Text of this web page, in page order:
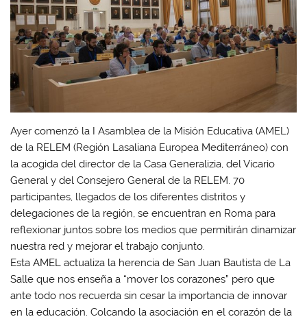
Ayer comenzó la I Asamblea de la Misión Educativa (AMEL)
de la RELEM (Región Lasaliana Europea Mediterráneo) con
la acogida del director de la Casa Generalizia, del Vicario
General y del Consejero General de la RELEM. 70
participantes, llegados de los diferentes distritos y
delegaciones de la región, se encuentran en Roma para
reflexionar juntos sobre los medios que permitirán dinamizar
nuestra red y mejorar el trabajo conjunto.
Esta AMEL actualiza la herencia de San Juan Bautista de La
Salle que nos enseña a “mover los corazones” pero que
ante todo nos recuerda sin cesar la importancia de innovar
en la educación. Colcando la asociación en el corazón de la